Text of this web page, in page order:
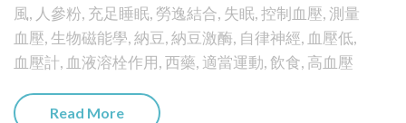
風, 人參粉, 充足睡眠, 勞逸結合, 失眠,控制血壓, 測量
血壓, 生物磁能學,納豆,納豆激酶, 自律神經, 血壓低,
血壓計, 血液溶栓作用,西藥, 適當運動,飲食, 高血壓
Read More